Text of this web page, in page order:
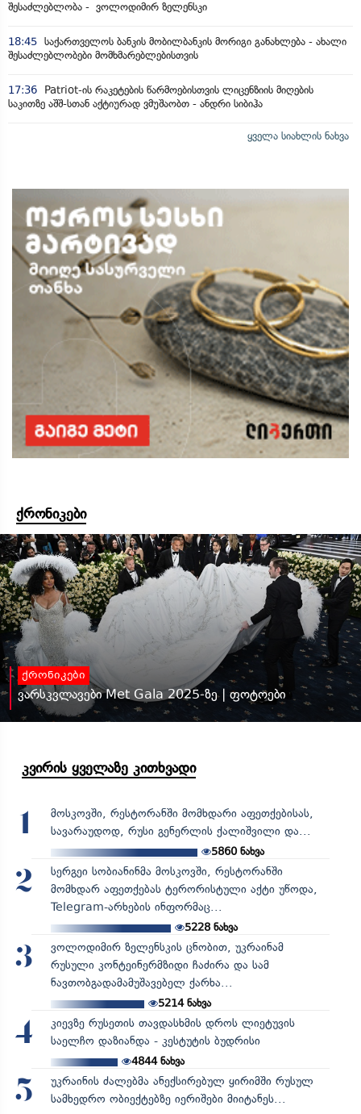
შესაძლებლობა - ვოლოდიმირ ზელენსკი
18:45 საქართველოს ბანკის მობილბანკის მორიგი განახლება - ახალი
შესაძლებლობები მომხმარებლებისთვის
17:36
Patriot-ის რაკეტების წარმოებისთვის ლიცენზიის მიღების
საკითზე აშშ-სთან აქტიურად ვმუშაობთ - ანდრი სიბიჰა
ყველა სიახლის ნახვა
ქრონიკები
ქრონიკები
ვარსკვლავები Met Gala 2025-ზე | ფოტოები
კვირის ყველაზე კითხვადი
1
მოსკოვში, რესტორანში მომხდარი აფეთქებისას,
სავარაუდოდ, რუსი გენერლის ქალიშვილი და...
5860ნახვა
2
სერგეი სობიანინმა მოსკოვში, რესტორანში
მომხდარ აფეთქებას ტერორისტული აქტი უწოდა,
Telegram-არხების ინფორმაც...
5228ნახვა
3
ვოლოდიმირ ზელენსკის ცნობით, უკრაინამ
რუსული კონტეინერმზიდი ჩაძირა და სამ
ნავთობგადამამუშავებელ ქარხა...
5214ნახვა
4
კიევზე რუსეთის თავდასხმის დროს ლიეტუვის
საელჩო დაზიანდა - კესტუტის ბუდრისი
4844ნახვა
5
უკრაინის ძალებმა ანექსირებულ ყირიმში რუსულ
სამხედრო ობიექტებზე იერიშები მიიტანეს...